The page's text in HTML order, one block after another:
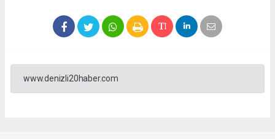
www.denizli20haber.com